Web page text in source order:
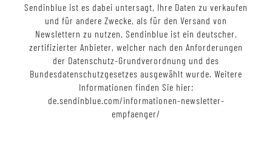
Sendinblue ist es dabei untersagt, Ihre Daten zu verkaufen
und für andere Zwecke, als für den Versand von
Newslettern zu nutzen. Sendinblue ist ein deutscher,
zertifizierter Anbieter, welcher nach den Anforderungen
der Datenschutz-Grundverordnung und des
Bundesdatenschutzgesetzes ausgewählt wurde. Weitere
Informationen finden Sie hier:
de.sendinblue.com/informationen-newsletter-
empfaenger/